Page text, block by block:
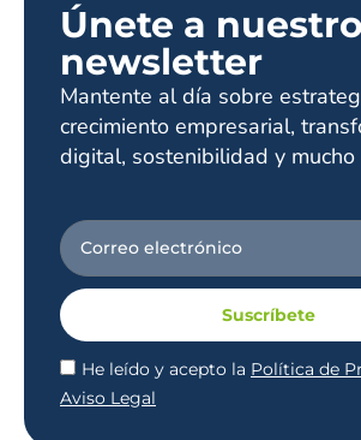
Únete a nuestro
newsletter
Mantente al día sobre
crecimiento empresarial,
digital, sostenibilidad y mucho
He leído y acepto la Política de
Aviso Legal
Suscríbete